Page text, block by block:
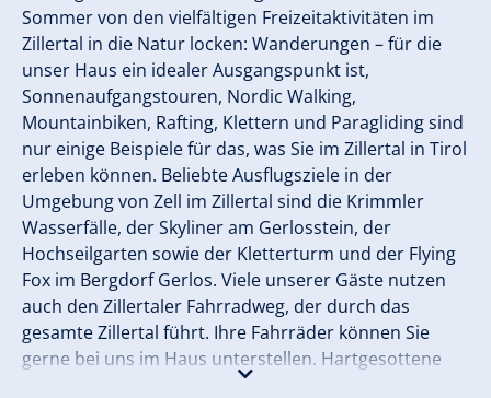
Sommer von den vielfältigen Freizeitaktivitäten im
Zillertal in die Natur locken: Wanderungen – für die
unser Haus ein idealer Ausgangspunkt ist,
Sonnenaufgangstouren, Nordic Walking,
Mountainbiken, Rafting, Klettern und Paragliding sind
nur einige Beispiele für das, was Sie im Zillertal in Tirol
erleben können. Beliebte Ausflugsziele in der
Umgebung von Zell im Zillertal sind die Krimmler
Wasserfälle, der Skyliner am Gerlosstein, der
Hochseilgarten sowie der Kletterturm und der Flying
Fox im Bergdorf Gerlos. Viele unserer Gäste nutzen
auch den Zillertaler Fahrradweg, der durch das
gesamte Zillertal führt. Ihre Fahrräder können Sie
gerne bei uns im Haus unterstellen. Hartgesottene
Schifahrer erreichen in 40 Minuten mit dem Auto das